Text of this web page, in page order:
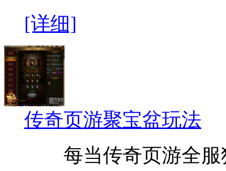
[详细]
传奇页游聚宝盆玩法
每当传奇页游全服